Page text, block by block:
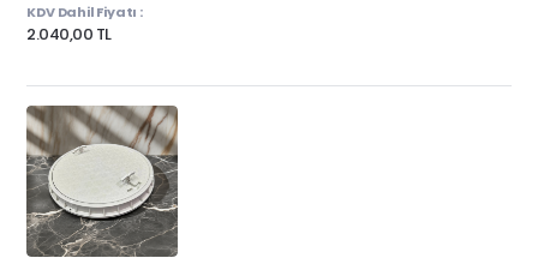
KDV Dahil Fiyatı :
2.040,00 TL